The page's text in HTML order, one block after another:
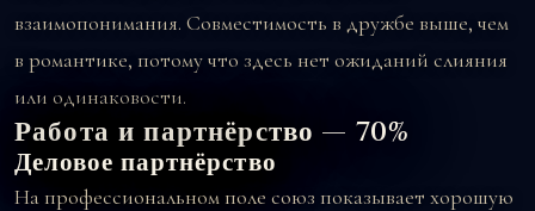
взаимопонимания. Совместимость в дружбе выше, чем
в романтике, потому что здесь нет ожиданий слияния
или одинаковости.
Работа и партнёрство — 70%
Деловое партнёрство
На профессиональном поле союз показывает хорошую